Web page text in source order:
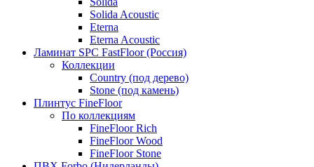
Solida Acoustic
Eterna
Eterna Acoustic
Ламинат SPC FastFloor (Россия)
Коллекции
Country (под дерево)
Stone (под камень)
Плинтус FineFloor
По коллекциям
FineFloor Rich
FineFloor Wood
FineFloor Stone